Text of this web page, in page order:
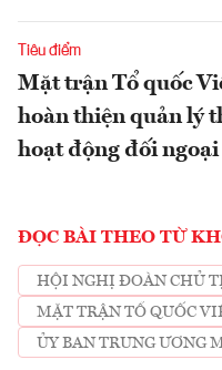
Tiêu điểm
Mặt trận Tổ quốc
hoàn thiện quản lý
hoạt động đối ngoại
ĐỌC BÀI THEO TỪ
HỘI NGHỊ ĐOÀN CHỦ
MẶT TRẬN TỔ QUỐC
ỦY BAN TRUNG ƯƠNG